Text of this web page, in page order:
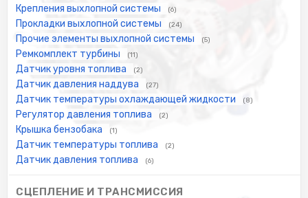
Крепления выхлопной системы (6)
Прокладки выхлопной системы (24)
Прочие элементы выхлопной системы (5)
Ремкомплект турбины (11)
Датчик уровня топлива (2)
Датчик давления наддува (27)
Датчик температуры охлаждающей жидкости (8)
Регулятор давления топлива (2)
Крышка бензобака (1)
Датчик температуры топлива (2)
Датчик давления топлива (6)
СЦЕПЛЕНИЕ И ТРАНСМИССИЯ